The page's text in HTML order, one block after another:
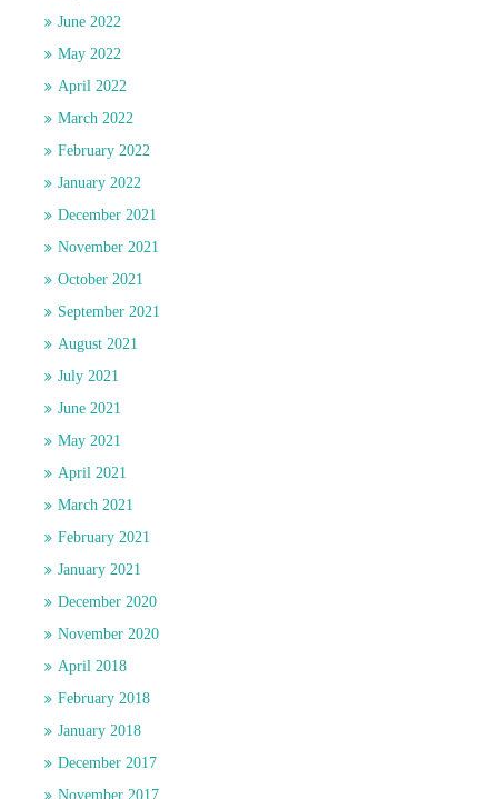
June 2022
May 2022
April 2022
March 2022
February 2022
January 2022
December 2021
November 2021
October 2021
September 2021
August 2021
July 2021
June 2021
May 2021
April 2021
March 2021
February 2021
January 2021
December 2020
November 2020
April 2018
February 2018
January 2018
December 2017
November 2017